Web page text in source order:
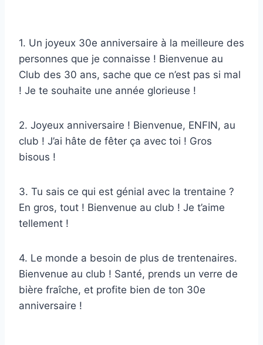
1. Un joyeux 30e anniversaire à la meilleure des
personnes que je connaisse ! Bienvenue au
Club des 30 ans, sache que ce n’est pas si mal
! Je te souhaite une année glorieuse !
2. Joyeux anniversaire ! Bienvenue, ENFIN, au
club ! J’ai hâte de fêter ça avec toi ! Gros
bisous !
3. Tu sais ce qui est génial avec la trentaine ?
En gros, tout ! Bienvenue au club ! Je t’aime
tellement !
4. Le monde a besoin de plus de trentenaires.
Bienvenue au club ! Santé, prends un verre de
bière fraîche, et profite bien de ton 30e
anniversaire !